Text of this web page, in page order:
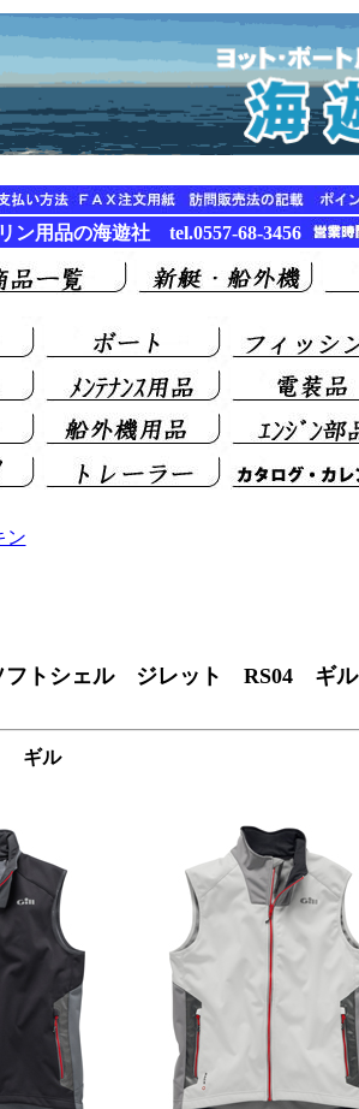
ン用品の海遊社 tel.0557-68-3456
ン
トシェル ジレット RS04 ギル
ギル